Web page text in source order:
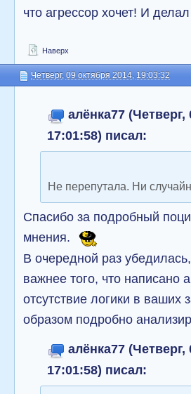
что агрессор хочет! И
Наверх
Четверг, 09 октября 2014, 19:03:32
алёнка77
17:01:58) писал:
Не перепутала. Ни
Спасибо за подробный
мнения.
В очередной раз
важнее того, что написано
отсутствие логики в ваших
образом подробно
алёнка77
17:01:58) писал: